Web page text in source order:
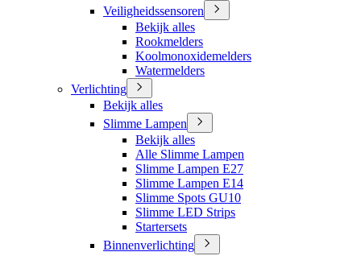
Veiligheidssensoren
Bekijk alles
Rookmelders
Koolmonoxidemelders
Watermelders
Verlichting
Bekijk alles
Slimme Lampen
Bekijk alles
Alle Slimme Lampen
Slimme Lampen E27
Slimme Lampen E14
Slimme Spots GU10
Slimme LED Strips
Startersets
Binnenverlichting